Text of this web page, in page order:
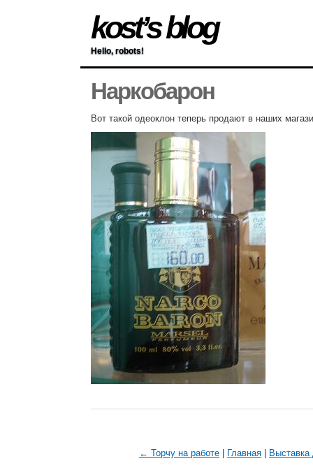
kost’s blog
Hello, robots!
Наркобарон
Вот такой одеоклон теперь продают в наших
← Торчу на работе Главная